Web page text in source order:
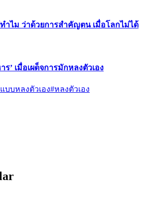
ำไม ว่าด้วยการสำคัญตน เมื่อโลกไม่ได้
’ เมื่อเผด็จการมักหลงตัวเอง
บบหลงตัวเอง#หลงตัวเอง